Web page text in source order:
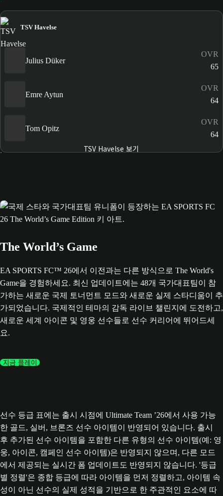
TSV Havelse
Julius Düker
OVR
65
Emre Aytun
OVR
64
Tom Opitz
OVR
64
TSV Havelse 보기
The World’s Game
EA SPORTS FC™ 26에서 이전과는 다른 방식으로 The World's
Game을 경험하세요. 최신 업데이트에는 48개 국가대표팀이 참
가하는 새로운 국제 토너먼트 모드와 새로운 실제 스타디움이 추
가되었습니다. 국제적인 테마의 감독 라이브 챌린지에 도전하고,
새로운 세계 아이콘 및 영웅 선수들로 선수 커리어에 뛰어드세
요.
지금 플레이
선수 등급 표에는 출시 시점에 Ultimate Team ’26에서 사용 가능
한 골드, 실버, 브론즈 선수 아이템이 반영되어 있습니다. 출시
후 추가된 선수 아이템을 포함한 다른 유형의 선수 아이템(예: 영
웅, 아이콘, 캠페인 선수 아이템)은 반영되지 않으며, 다른 모드
에서 제공되는 실시간 폼 업데이트도 반영되지 않습니다. '등급
별 정렬'은 종합 등급에 따라 아이템을 먼저 정렬하고, 아이템 속
성이 아닌 선수의 실제 성적을 기반으로 한 주관적인 요소에 따